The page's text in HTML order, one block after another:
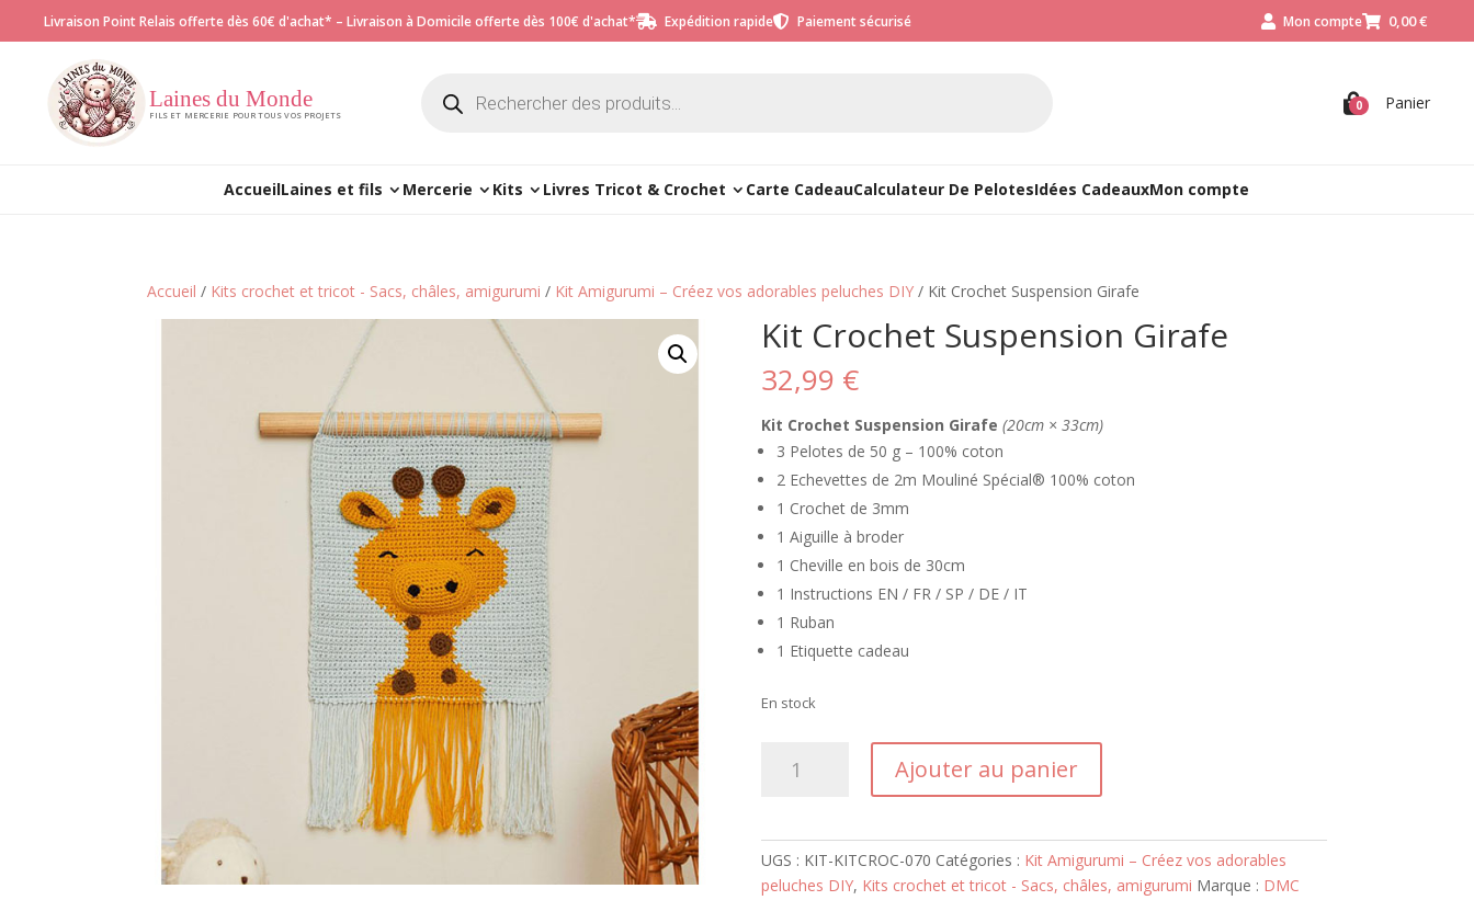
Livraison Point Relais offerte dès 60€ d'achat* – Livraison à Domicile offerte dès 100€ d'achat* Expédition rapide Paiement sécurisé  Mon compte 0,00€
Laines du Monde
FILS ET MERCERIE POUR TOUS VOS PROJETS produits  Panier
0
AccueilLaines et fils Mercerie Kits Livres Tricot & Crochet Carte CadeauCalculateur De PelotesIdées CadeauxMon compte
Accueil / Kits crochet et tricot - Sacs, châles, amigurumi / Kit Amigurumi – Créez vos adorables peluches DIY / Kit Crochet Suspension Girafe
Kit Crochet Suspension Girafe
32,99 €
Kit Crochet Suspension Girafe (20cm × 33cm)
3 Pelotes de 50 g – 100% coton
2 Echevettes de 2m Mouliné Spécial® 100% coton
1 Crochet de 3mm
1 Aiguille à broder
1 Cheville en bois de 30cm
1 Instructions EN / FR / SP / DE / IT
1 Ruban
1 Etiquette cadeau
En stock
Suspension
Girafe
Ajouter au panier
UGS : KIT-KITCROC-070 Catégories : Kit Amigurumi – Créez vos adorables
peluches DIY, Kits crochet et tricot - Sacs, châles, amigurumi Marque : DMC